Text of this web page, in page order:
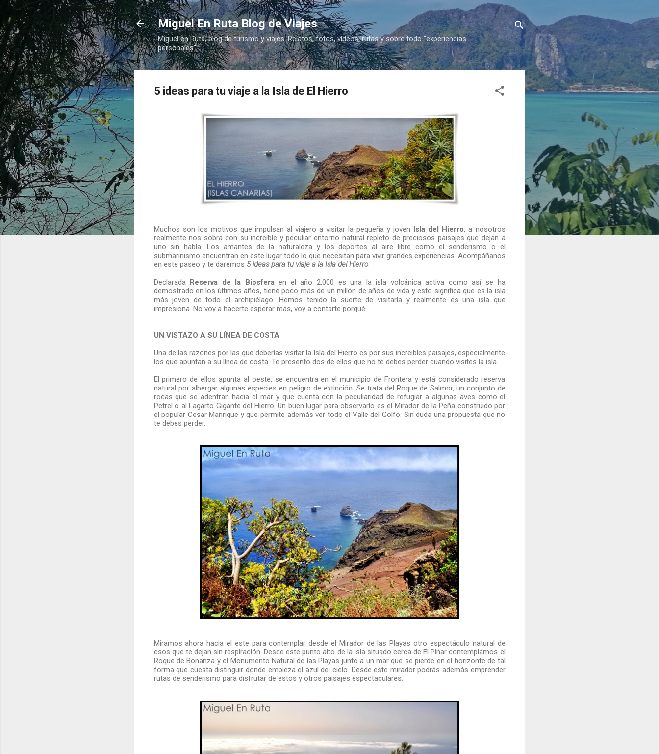
Ir al contenido principal
Miguel En Ruta Blog de Viajes
Miguel en Ruta, blog de turismo y viajes. Relatos, fotos, vídeos, rutas y sobre todo "experiencias
personales"
5 ideas para tu viaje a la Isla de El Hierro
Muchos son los motivos que impulsan al viajero a visitar la pequeña y joven Isla del Hierro, a nosotros
realmente nos sobra con su increíble y peculiar entorno natural repleto de preciosos paisajes que dejan a
uno sin habla. Los amantes de la naturaleza y los deportes al aire libre como el senderismo o el
submarinismo encuentran en este lugar todo lo que necesitan para vivir grandes experiencias. Acompáñanos
en este paseo y te daremos 5 ideas para tu viaje a la Isla del Hierro.
Declarada Reserva de la Biosferaen el año 2.000 es una la isla volcánica activa como así se ha
demostrado en los últimos años, tiene poco más de un millón de años de vida y esto significa que es la isla
más joven de todo el archipiélago. Hemos tenido la suerte de visitarla y realmente es una isla que
impresiona. No voy a hacerte esperar más, voy a contarte porqué.
UN VISTAZO A SU LÍNEA DE COSTA
Una de las razones por las que deberías visitar la Isla del Hierro es por sus increibles paisajes, especialmente
los que apuntan a su línea de costa. Te presento dos de ellos que no te debes perder cuando visites la isla.
El primero de ellos apunta al oeste, se encuentra en el municipio de Frontera y está considerado reserva
natural por albergar algunas especies en peligro de extinción. Se trata del Roque de Salmor, un conjunto de
rocas que se adentran hacia el mar y que cuenta con la peculiaridad de refugiar a algunas aves como el
Petrel o al Lagarto Gigante del Hierro. Un buen lugar para observarlo es el Mirador de la Peña construido por
el popular Cesar Manrique y que permite además ver todo el Valle del Golfo. Sin duda una propuesta que no
te debes perder.
Miramos ahora hacia el este para contemplar desde el Mirador de las Playas otro espectáculo natural de
esos que te dejan sin respiración. Desde este punto alto de la isla situado cerca de El Pinar contemplamos el
Roque de Bonanza y el Monumento Natural de las Playas junto a un mar que se pierde en el horizonte de tal
forma que cuesta distinguir donde empieza el azul del cielo. Desde este mirador podrás además emprender
rutas de senderismo para disfrutar de estos y otros paisajes espectaculares.